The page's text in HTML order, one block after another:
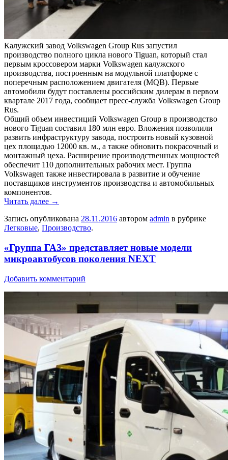
Калужский завод Volkswagen Group Rus запустил
производство полного цикла нового Tiguan, который стал
первым кроссовером марки Volkswagen калужского
производства, построенным на модульной платформе с
поперечным расположением двигателя (MQB). Первые
автомобили будут поставлены российским дилерам в первом
квартале 2017 года, сообщает пресс-служба Volkswagen Group
Rus.
Общий объем инвестиций Volkswagen Group в производство
нового Tiguan составил 180 млн евро. Вложения позволили
развить инфраструктуру завода, построить новый кузовной
цех площадью 12000 кв. м., а также обновить покрасочный и
монтажный цеха. Расширение производственных мощностей
обеспечит 110 дополнительных рабочих мест. Группа
Volkswagen также инвестировала в развитие и обучение
поставщиков инструментов производства и автомобильных
компонентов.
Читать далее →
Запись опубликована 28.11.2016 автором admin в рубрике
Легковые, Производство.
«Группа ГАЗ» представляет новые модели
микроавтобусов поколения NEXT
Добавить комментарий